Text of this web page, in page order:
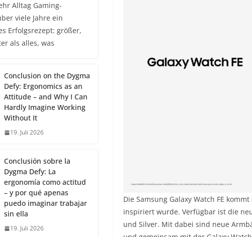
Die Samsung Galaxy Watch FE
inspiriert wurde. Verfügbar ist die
und Silver. Mit dabei sind neue
Alltag Gaming-
viele Jahre ein
Erfolgsrezept: größer,
als alles, was
Conclusion on the Dygma
Defy: Ergonomics as an
Attitude – and Why I Can
Hardly Imagine Working
Without It
19. Juli 2026
Conclusión sobre la
Dygma Defy: La
ergonomía como actitud
– y por qué apenas
puedo imaginar trabajar
sin ella
19. Juli 2026